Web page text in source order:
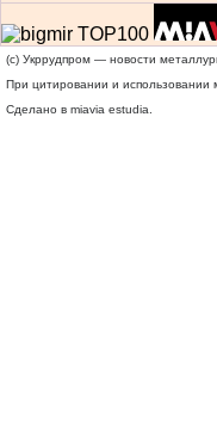
(c) Укррудпром — новости
При цитировании и использовании
Сделано в miavia estudia.